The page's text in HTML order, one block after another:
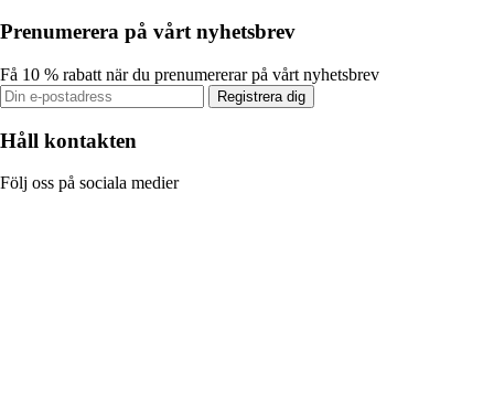
Prenumerera på vårt nyhetsbrev
Få 10 % rabatt när du prenumererar på vårt nyhetsbrev
Registrera dig
Håll kontakten
Följ oss på sociala medier